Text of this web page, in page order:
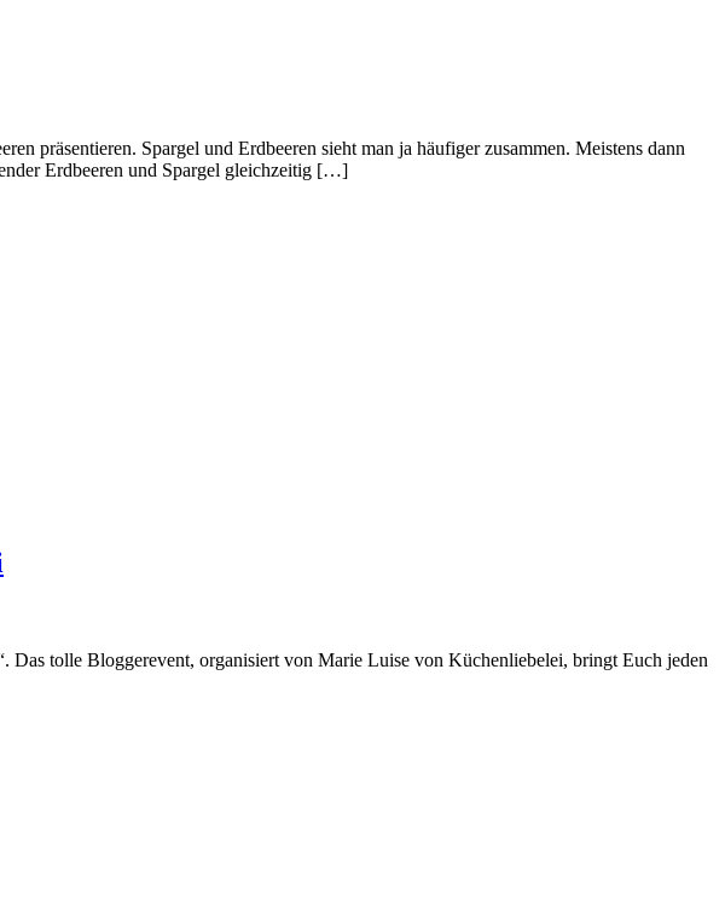
präsentieren. Spargel und Erdbeeren sieht man ja häufiger zusammen. Meistens dann
Erdbeeren und Spargel gleichzeitig […]
Das tolle Bloggerevent, organisiert von Marie Luise von Küchenliebelei, bringt Euch jeden